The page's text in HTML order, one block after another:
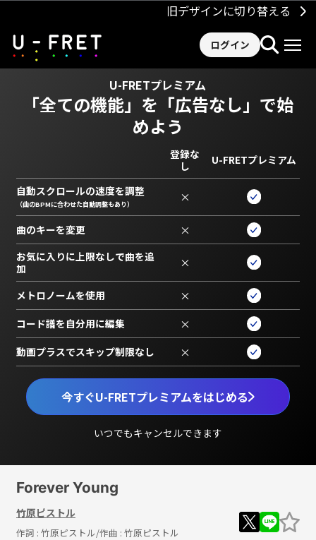
旧デザインに切り替える
ログイン
U-FRETプレミアム
「全ての機能」を 「広告なし」で始
めよう
今すぐU-FRETプレミアムをはじめる
いつでもキャンセルできます
登録な
し
U-FRETプレミアム
自動スクロールの速度を調整
（曲のBPMに合わせた自動調整もあり） ×
曲のキーを変更 ×
お気に入りに上限なしで曲を追
加
×
メトロノームを使用 ×
コード譜を自分用に編集 ×
動画プラスでスキップ制限なし ×
Forever Young
竹原ピストル
作詞 : 竹原ピストル/作曲 : 竹原ピストル